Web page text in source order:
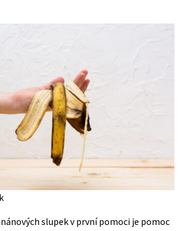
slupek v první pomoci je pomoc